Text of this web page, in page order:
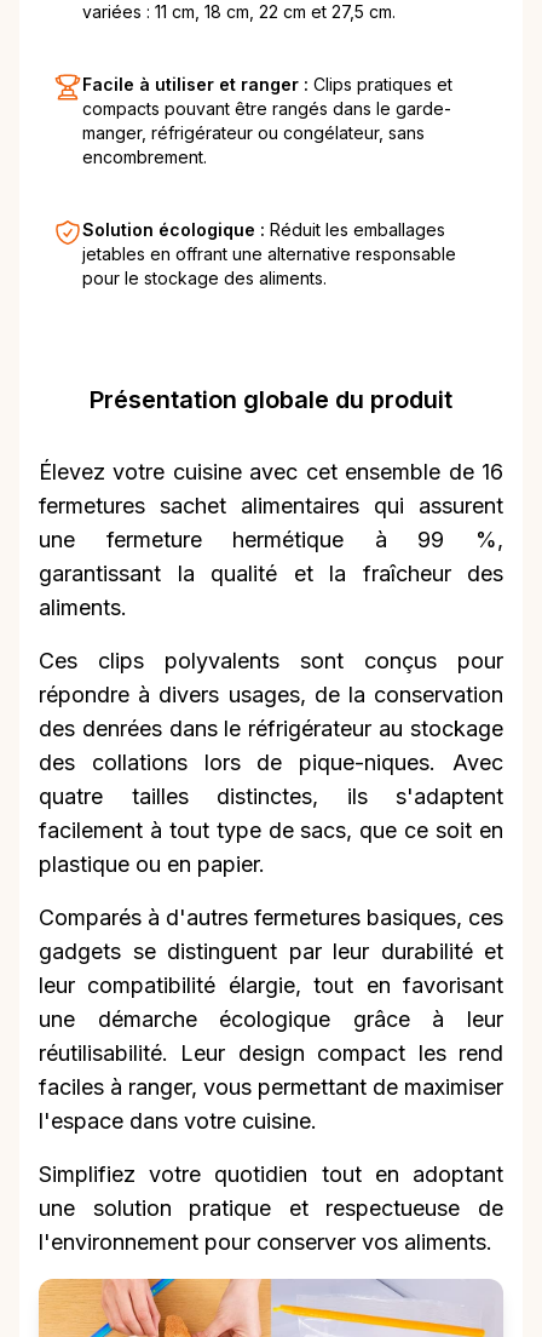
variées : 11 cm, 18 cm, 22 cm et 27,5 cm.
Facile à utiliser et ranger : Clips pratiques et
compacts pouvant être rangés dans le garde-
manger, réfrigérateur ou congélateur, sans
encombrement.
Solution écologique : Réduit les emballages
jetables en offrant une alternative responsable
pour le stockage des aliments.
Présentation globale du produit
Élevez votre cuisine avec cet ensemble de 16
fermetures sachet alimentaires qui assurent
une fermeture hermétique à 99 %,
garantissant la qualité et la fraîcheur des
aliments.
Ces clips polyvalents sont conçus pour
répondre à divers usages, de la conservation
des denrées dans le réfrigérateur au stockage
des collations lors de pique-niques. Avec
quatre tailles distinctes, ils s'adaptent
facilement à tout type de sacs, que ce soit en
plastique ou en papier.
Comparés à d'autres fermetures basiques, ces
gadgets se distinguent par leur durabilité et
leur compatibilité élargie, tout en favorisant
une démarche écologique grâce à leur
réutilisabilité. Leur design compact les rend
faciles à ranger, vous permettant de maximiser
l'espace dans votre cuisine.
Simplifiez votre quotidien tout en adoptant
une solution pratique et respectueuse de
l'environnement pour conserver vos aliments.